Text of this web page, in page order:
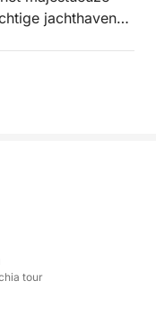
jachthaven
van onze
dat u een
kasteel, de
vulkanische kust,
in de thermale
weer het toelaat)
tour